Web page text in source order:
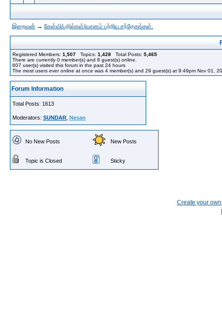
இறைவன் → கேள்வி/பதில்கள்/வசனம் பற்றிய சந்தேகங்கள்.
Registered Members: 1,507 Topics: 1,428 Total Posts: 5,465
There are currently 0 member(s) and 8 guest(s) online
607 user(s) visited this forum in the past 24 hours
The most users ever online at once was 4 member(s) and 29 guest(s) at 9:49pm Nov 01,
Forum Information
Total Posts: 1613
Moderators: SUNDAR Nesan
No New Posts New Posts
Topic is Closed Sticky
Create your